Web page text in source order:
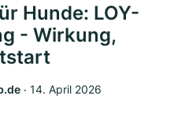
Hunde: LOY-
- Wirkung,
‧ 14. April 2026